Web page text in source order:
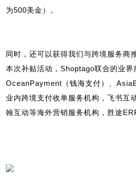
为500美金）。
同时，还可以获得我们与跨境服务商
本次补贴活动，Shoptago联合的业界
OceanPayment（钱海支付）、
业内跨境支付收单服务机构，飞书互
翰互动等海外营销服务机构，胜途